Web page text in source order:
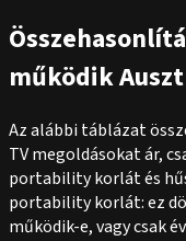
működik
Az alábbi táblázat
TV megoldásokat ár,
portability korlát és
portability korlát: ez
működik-e, vagy csak